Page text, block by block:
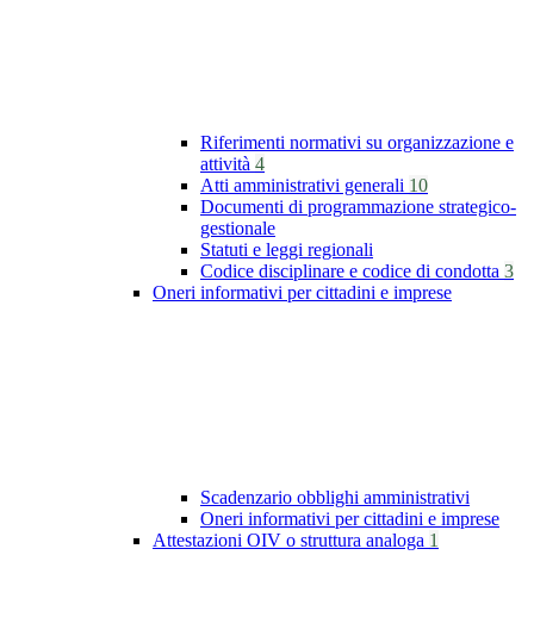
Riferimenti normativi su organizzazione e
attività 4
Atti amministrativi generali 10
Documenti di programmazione strategico-
gestionale
Statuti e leggi regionali
Codice disciplinare e codice di condotta 3
Oneri informativi per cittadini e imprese
Scadenzario obblighi amministrativi
Oneri informativi per cittadini e imprese
Attestazioni OIV o struttura analoga 1